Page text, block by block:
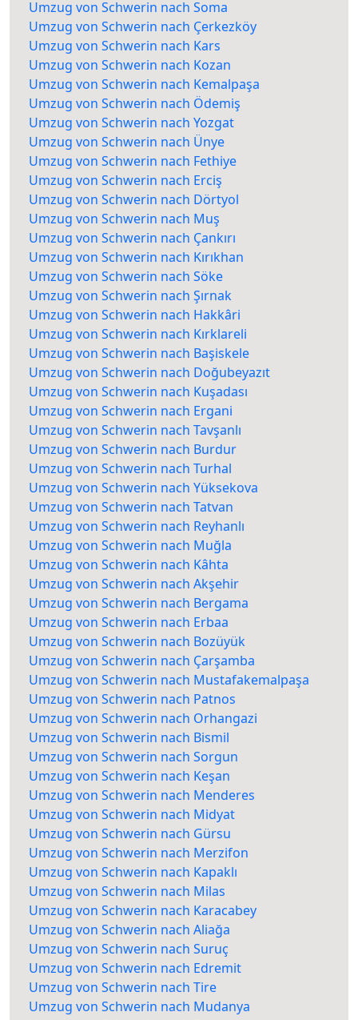
Umzug von Schwerin nach Soma
Umzug von Schwerin nach Çerkezköy
Umzug von Schwerin nach Kars
Umzug von Schwerin nach Kozan
Umzug von Schwerin nach Kemalpaşa
Umzug von Schwerin nach Ödemiş
Umzug von Schwerin nach Yozgat
Umzug von Schwerin nach Ünye
Umzug von Schwerin nach Fethiye
Umzug von Schwerin nach Erciş
Umzug von Schwerin nach Dörtyol
Umzug von Schwerin nach Muş
Umzug von Schwerin nach Çankırı
Umzug von Schwerin nach Kırıkhan
Umzug von Schwerin nach Söke
Umzug von Schwerin nach Şırnak
Umzug von Schwerin nach Hakkâri
Umzug von Schwerin nach Kırklareli
Umzug von Schwerin nach Başiskele
Umzug von Schwerin nach Doğubeyazıt
Umzug von Schwerin nach Kuşadası
Umzug von Schwerin nach Ergani
Umzug von Schwerin nach Tavşanlı
Umzug von Schwerin nach Burdur
Umzug von Schwerin nach Turhal
Umzug von Schwerin nach Yüksekova
Umzug von Schwerin nach Tatvan
Umzug von Schwerin nach Reyhanlı
Umzug von Schwerin nach Muğla
Umzug von Schwerin nach Kâhta
Umzug von Schwerin nach Akşehir
Umzug von Schwerin nach Bergama
Umzug von Schwerin nach Erbaa
Umzug von Schwerin nach Bozüyük
Umzug von Schwerin nach Çarşamba
Umzug von Schwerin nach Mustafakemalpaşa
Umzug von Schwerin nach Patnos
Umzug von Schwerin nach Orhangazi
Umzug von Schwerin nach Bismil
Umzug von Schwerin nach Sorgun
Umzug von Schwerin nach Keşan
Umzug von Schwerin nach Menderes
Umzug von Schwerin nach Midyat
Umzug von Schwerin nach Gürsu
Umzug von Schwerin nach Merzifon
Umzug von Schwerin nach Kapaklı
Umzug von Schwerin nach Milas
Umzug von Schwerin nach Karacabey
Umzug von Schwerin nach Aliağa
Umzug von Schwerin nach Suruç
Umzug von Schwerin nach Edremit
Umzug von Schwerin nach Tire
Umzug von Schwerin nach Mudanya